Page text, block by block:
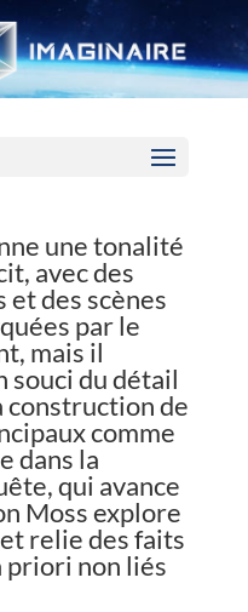
une tonalité
avec des
des scènes
par le
mais il
souci du détail
construction de
comme
dans la
qui avance
Moss explore
relie des faits
priori non liés